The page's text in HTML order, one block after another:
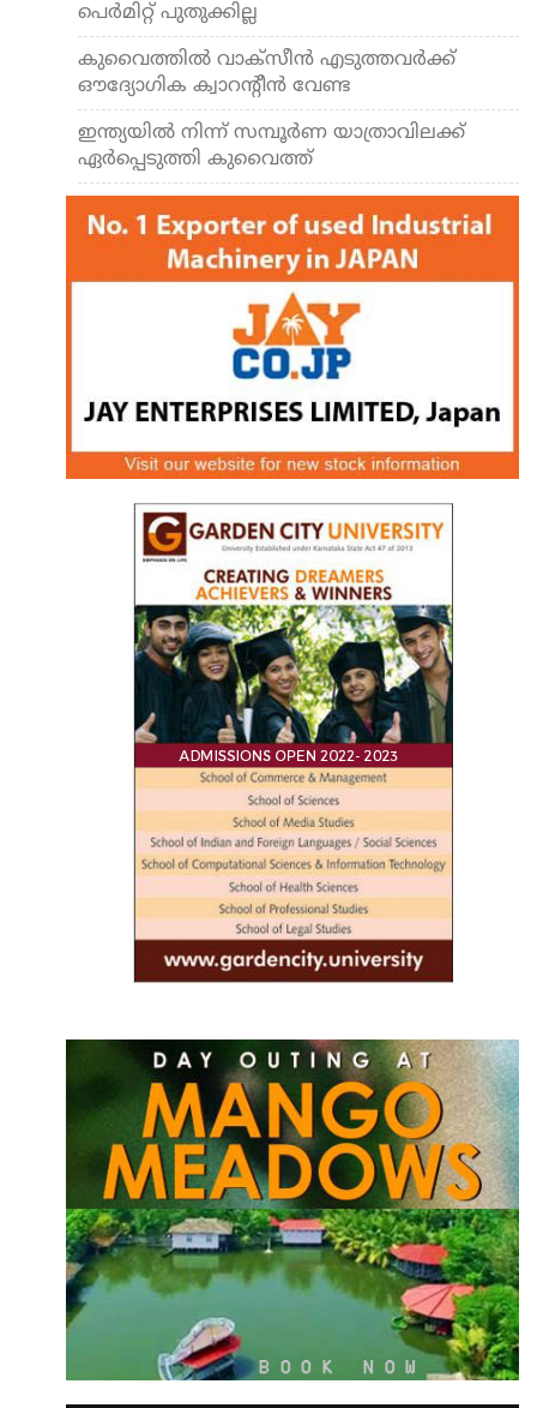
പെര്‍മിറ്റ് പുതുക്കില്ല
കുവൈത്തില്‍ വാക്‌സീന്‍ എടുത്തവര്‍ക്ക്
ഔദ്യോഗിക ക്വാറന്റീന്‍ വേണ്ട
ഇന്ത്യയില്‍ നിന്ന് സമ്പൂര്‍ണ യാത്രാവിലക്ക്
ഏര്‍പ്പെടുത്തി കുവൈത്ത്